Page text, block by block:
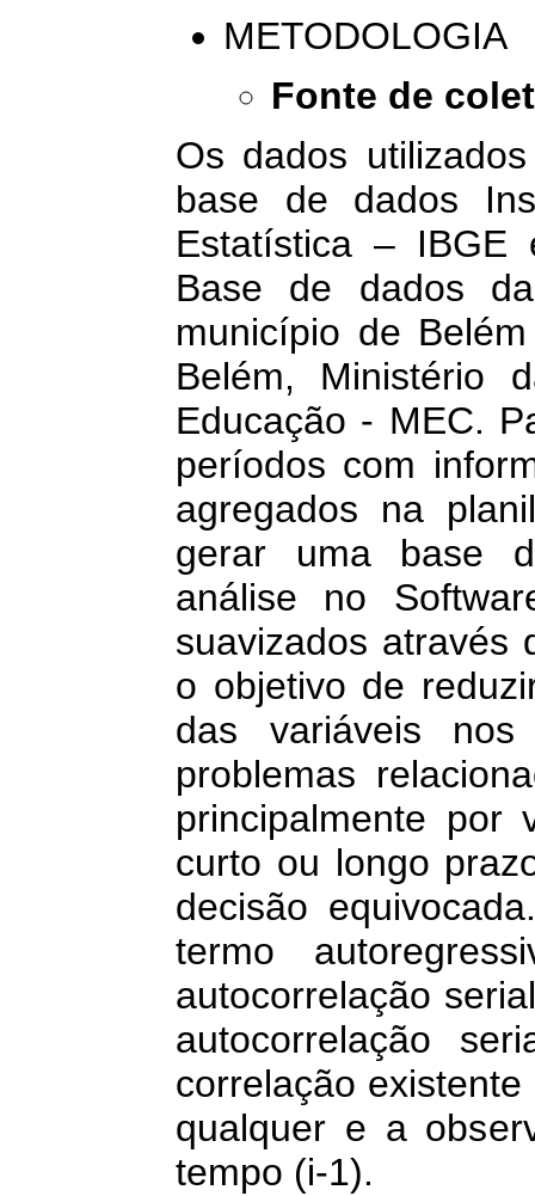
METODOLOGIA
Fonte de
Os dados
base de dados
Estatística – IBGE
Base de dados
município de
Belém, Ministério
Educação - MEC.
períodos com
agregados na
gerar uma base
análise no
suavizados através
o objetivo de
das variáveis nos
problemas
principalmente por
curto ou longo
decisão
termo
autocorrelação
autocorrelação
correlação
qualquer e a
tempo (i-1).